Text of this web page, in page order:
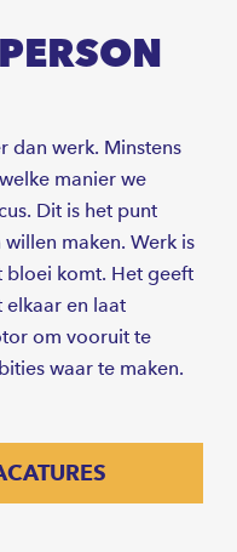
dan werk. Minstens
manier we
Dit is het punt
maken. Werk is
komt. Het geeft
elkaar en laat
om vooruit te
waar te maken.